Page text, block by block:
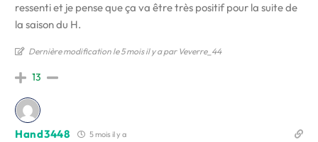
ressenti et je pense que ça va être très positif pour la suite de
la saison du H.
Dernière modification le 5 mois il y a par Veverre_44
13
Hand3448 5 mois il y a